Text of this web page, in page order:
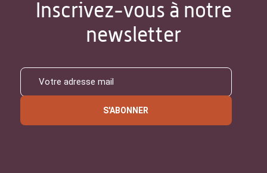
Inscrivez-vous à notre
newsletter
S'ABONNER